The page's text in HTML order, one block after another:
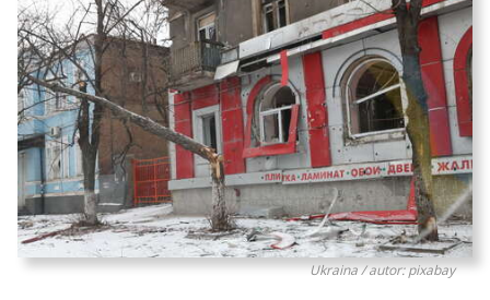
Ukraina / autor: pixabay